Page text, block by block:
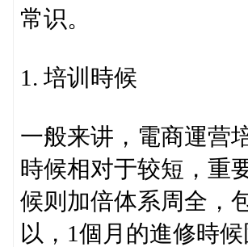
常识。
1. 培训時候
一般来讲，電商運营
時候相对于较短，重
候则加倍体系周全，
以，1個月的進修時